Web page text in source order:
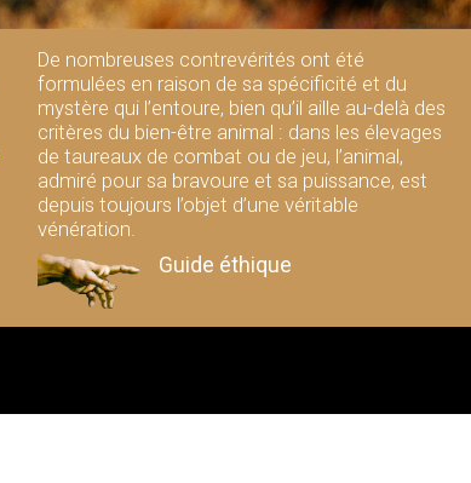
De nombreuses contrevérités ont été
formulées en raison de sa spécificité et du
mystère qui l’entoure, bien qu’il aille au-delà des
critères du bien-être animal : dans les élevages
de taureaux de combat ou de jeu, l’animal,
admiré pour sa bravoure et sa puissance, est
depuis toujours l’objet d’une véritable
vénération.
Guide éthique